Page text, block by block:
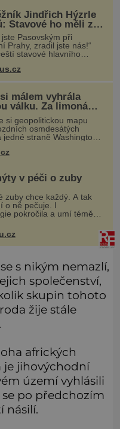
Jindřich Hýzrle
Stavové ho měli za
jste Pasovským při
Prahy, zradil jste nás!“
stavové hlavního
však zastrašit nenechá.
hlavu a trestu
málem vyhrála
válku. Za limonádu
i křižník
si geopolitickou mapu
osmdesátých
straně Washington,
zničit planetu
v péči o zuby
zuby chce každý. A tak
o ně pečuje. I
pokročila a umí téměř
nedaří vyvrátit.
místo čištění s
s nikým nemazlí,
společenství,
skupin tohoto
žije stále
afrických
je jihovýchodní
území vyhlásili
po předchozím
násilí.